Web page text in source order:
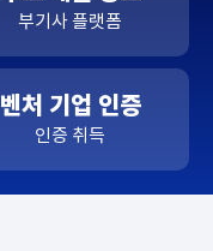
부기사 플랫폼
벤처 기업 인증
인증 취득